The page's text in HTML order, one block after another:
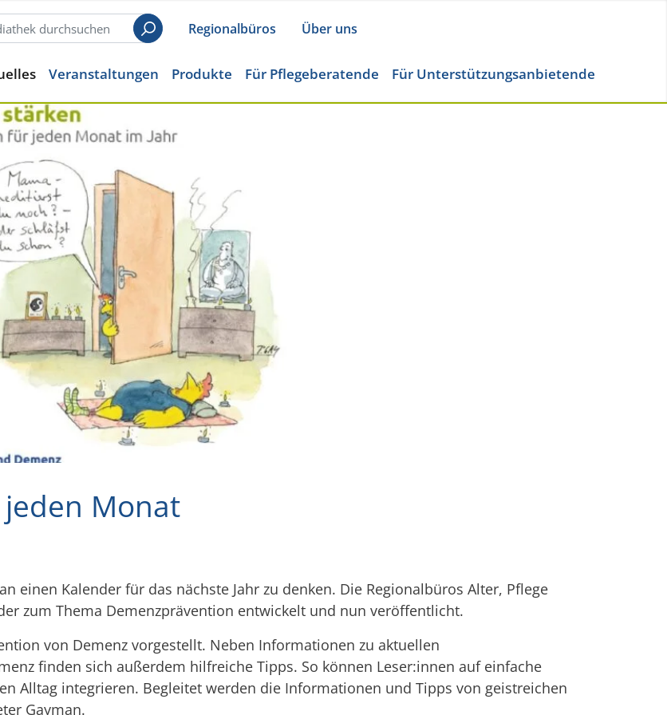
SuchenRegionalbüros Über uns
Veranstaltungen Produkte Für Pflegeberatende Für Unterstützungsanbietende
Monat
einen Kalender für das nächste Jahr zu denken. Die Regionalbüros Alter, Pflege
zum Thema Demenzprävention entwickelt und nun veröffentlicht.
von Demenz vorgestellt. Neben Informationen zu aktuellen
finden sich außerdem hilfreiche Tipps. So können Leser:innen auf einfache
Alltag integrieren. Begleitet werden die Informationen und Tipps von geistreichen
Gayman.